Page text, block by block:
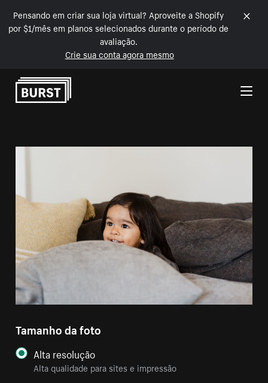
Pensando em criar sua loja virtual? Aproveite a Shopify
por $1/mês em planos selecionados durante o período de
avaliação.
Crie sua conta agora mesmo
Pular para o conteúdo
Tamanho da foto
Alta resolução
Alta qualidade para sites e impressão